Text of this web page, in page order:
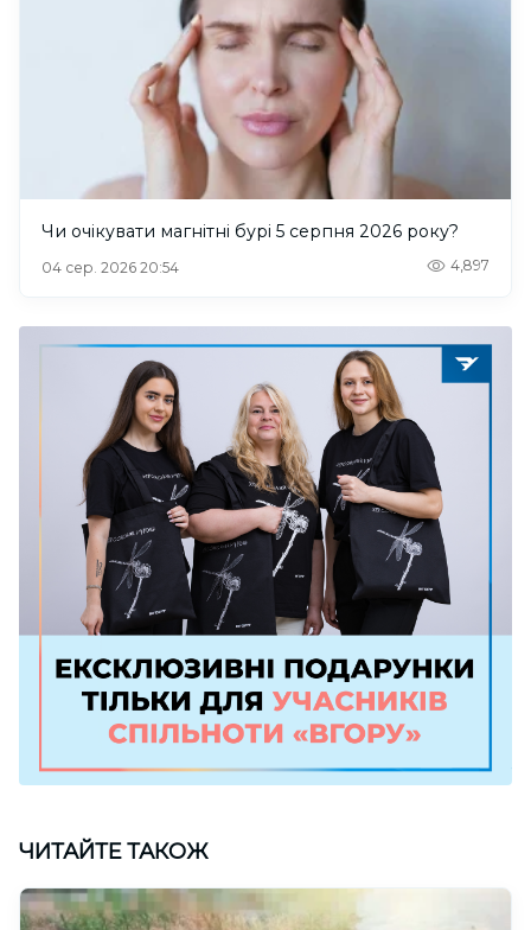
Чи очікувати магнітні бурі 5 серпня 2026 року?
04 сер. 2026 20:54 4,897
ЧИТАЙТЕ ТАКОЖ